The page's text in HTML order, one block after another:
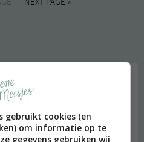
gebruikt cookies (en
om informatie op te
gegevens gebruiken wij